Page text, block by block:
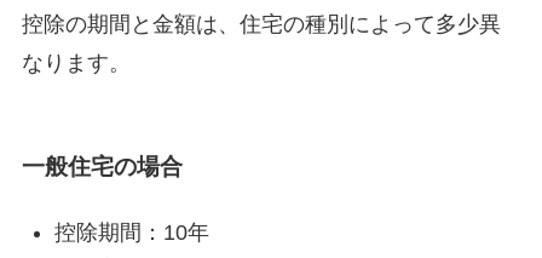
控除の期間と金額は、住宅の種別によって多少異
なります。
一般住宅の場合
控除期間：10年